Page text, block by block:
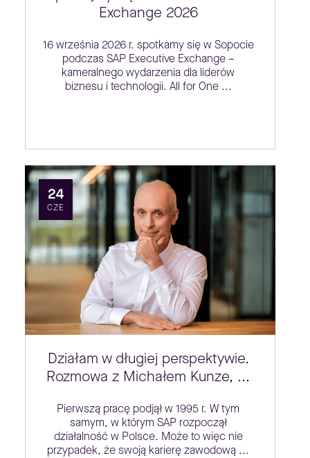
Exchange 2026
16 września 2026 r. spotkamy się w Sopocie
podczas SAP Executive Exchange –
kameralnego wydarzenia dla liderów
biznesu i technologii. All for One ...
24
CZE
Działam w długiej perspektywie.
Rozmowa z Michałem Kunze, ...
Pierwszą pracę podjął w 1995 r. W tym
samym, w którym SAP rozpoczął
działalność w Polsce. Może to więc nie
przypadek, że swoją karierę zawodową ...